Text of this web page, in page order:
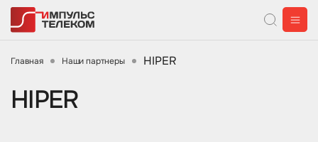
Главная Наши партнеры HIPER
HIPER